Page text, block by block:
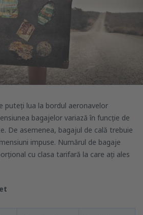
puteți lua la bordul aeronavelor
bagajelor variază în funcție de
De asemenea, bagajul de cală trebuie
impuse. Numărul de bagaje
cu clasa tarifară la care ați ales